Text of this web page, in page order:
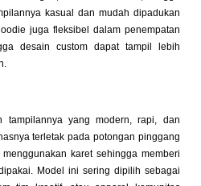
kasual dan mudah dipadukan
juga fleksibel dalam penempatan
desain custom dapat tampil lebih
tampilannya yang modern, rapi, dan
terletak pada potongan pinggang
karet sehingga memberi
Model ini sering dipilih sebagai